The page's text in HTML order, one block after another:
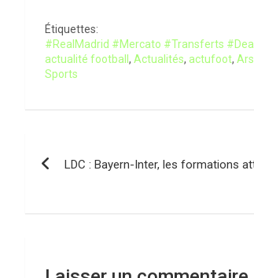
Étiquettes:
#RealMadrid #Mercato #Transferts
actualité football, Actualités, actufoot,
Sports
l’article
LDC : Bayern-Inter, les formations